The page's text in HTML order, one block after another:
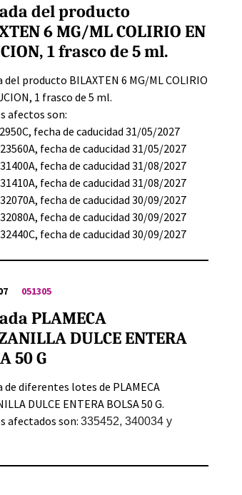
del producto
6 MG/ML COLIRIO EN
1 frasco de 5 ml.
del producto BILAXTEN 6 MG/ML COLIRIO
1 frasco de 5 ml.
afectos son:
fecha de caducidad 31/05/2027
fecha de caducidad 31/05/2027
fecha de caducidad 31/08/2027
fecha de caducidad 31/08/2027
fecha de caducidad 30/09/2027
fecha de caducidad 30/09/2027
fecha de caducidad 30/09/2027
051305
PLAMECA
DULCE ENTERA
50 G
de diferentes lotes de PLAMECA
DULCE ENTERA BOLSA 50 G.
afectados son: 335452, 340034 y